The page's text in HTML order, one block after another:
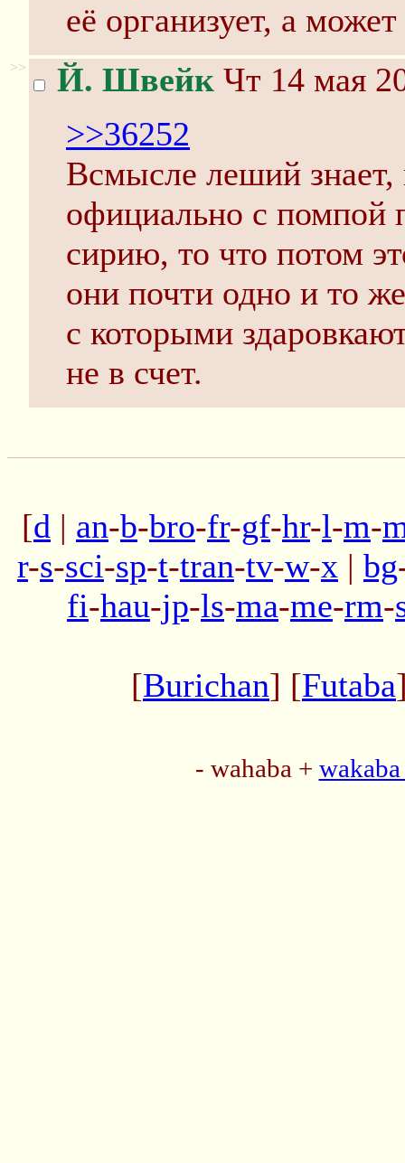
её организует, а
>> Й. Швейк Чт 14 мая
>>36252
Всмысле леший
официально с помпой
сирию, то что потом
они почти одно и то
с которыми
не в счет.
[d | an-b-bro-fr-gf-hr-l-m-
r-s-sci-sp-t-tran-tv-w-x | bg
fi-hau-jp-ls-ma-me-rm-
[Burichan] [Futaba
- wahaba +